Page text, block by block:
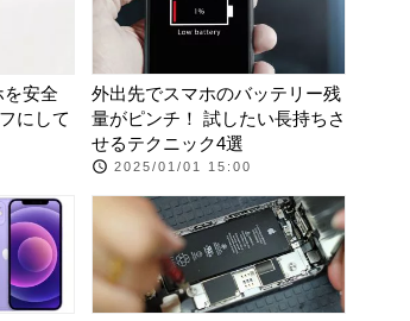
を安全
にして
外出先でスマホのバッテリー残
量がピンチ！ 試したい長持ちさ
せるテクニック4選
2025/01/01 15:00